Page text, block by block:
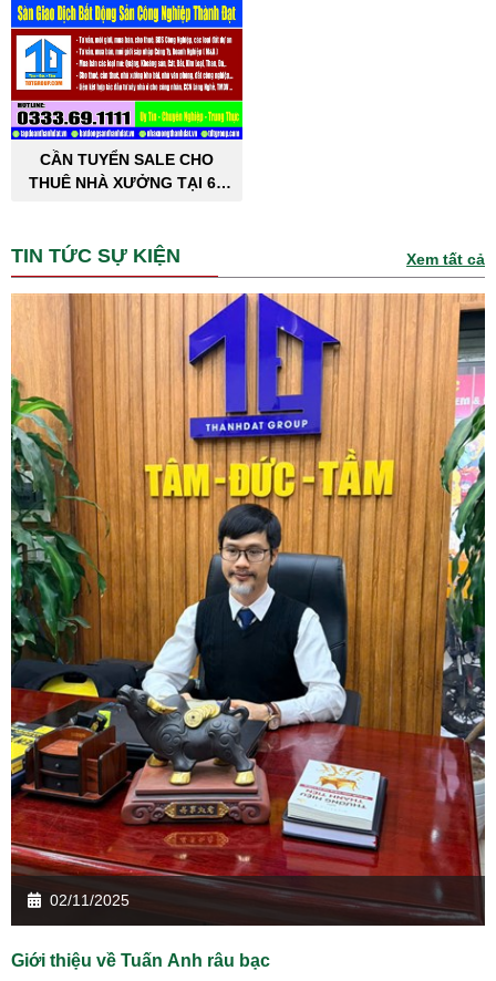
CẦN TUYỂN SALE CHO
THUÊ NHÀ XƯỞNG TẠI 63
TIN TỨC SỰ KIỆN Xem tất cả
02/11/2025
Giới thiệu về Tuấn Anh râu bạc